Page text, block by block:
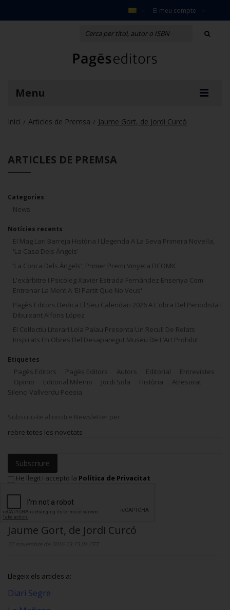
El meu compte
Menu
Inici / Articles de Premsa / Jaume Gort, de Jordi Curcó
ARTICLES DE PREMSA
Categories
News
Notícies recents
El Mag Lari Barreja Història I Llegenda A La Seva Primera Novel·la,
'La Casa Dels Àngels'
'La Conca Dels Àngels', Primer Premi Vinyeta FICOMIC
L'exàrbitre I Psicòleg Xavier Estrada Fernàndez Ensenya Com
Entrenar La Ment A 'El Partit Que No Veus'
Pagès Editors Dedica El Seu Calendari 2026 A L'obra Del Periodista I
Dibuixant Alfons López
El Col·lectiu Literari Lola Palau Presenta Un Recull De Relats
Inspirats En Obres Del Desaparegut Museu De L’Art Prohibit
Etiquetes
Pagès Editors Pagès Editors Autors Editorial
Entrevistes
Opinio
Editorial Milenio Jordi Sola Història
Atresorat
Silenci Vallverdu Poesia
Subscriu-te al nostre Newsletter per
rebre totes les novetats
Subscriure
He llegit i accepto la Política de Privacitat
Jaume Gort, de Jordi Curcó
22 novembre de 2016 13.15.01 CET
Llegeix els articles a:
Diari Segre